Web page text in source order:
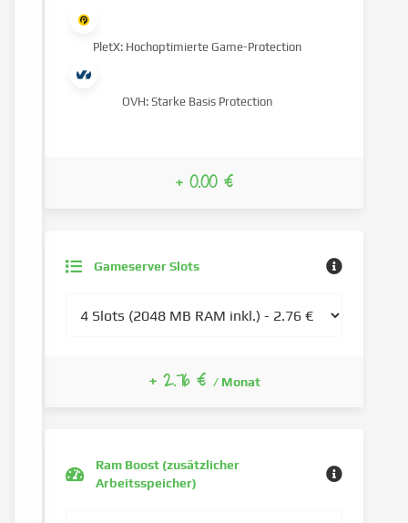
Gameserver Slots
+ 2.76 € / Monat
PletX: Hochoptimierte Game-Protection
OVH: Starke Basis Protection
+ 0.00 €
Ram Boost (zusätzlicher
Arbeitsspeicher)